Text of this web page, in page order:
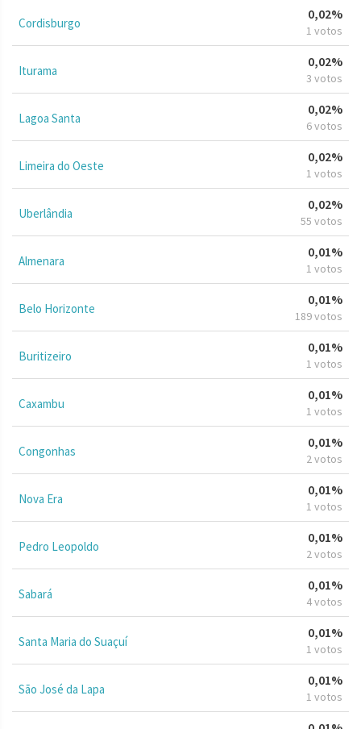
Cordisburgo
0,02%
1 votos
Iturama
0,02%
3 votos
Lagoa Santa
0,02%
6 votos
Limeira do Oeste
0,02%
1 votos
Uberlândia
0,02%
55 votos
Almenara
0,01%
1 votos
Belo Horizonte
0,01%
189 votos
Buritizeiro
0,01%
1 votos
Caxambu
0,01%
1 votos
Congonhas
0,01%
2 votos
Nova Era
0,01%
1 votos
Pedro Leopoldo
0,01%
2 votos
Sabará
0,01%
4 votos
Santa Maria do Suaçuí
0,01%
1 votos
São José da Lapa
0,01%
1 votos